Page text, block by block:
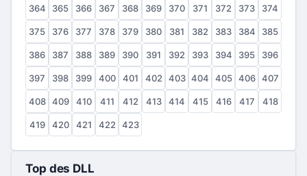
364 365 366 367 368 369 370 371 372 373 374
375 376 377 378 379 380 381 382 383 384 385
386 387 388 389 390 391 392 393 394 395 396
397 398 399 400 401 402 403 404 405 406 407
408 409 410 411 412 413 414 415 416 417 418
419 420 421 422 423
Top des DLL